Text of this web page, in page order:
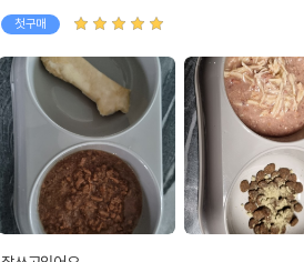
첫구매